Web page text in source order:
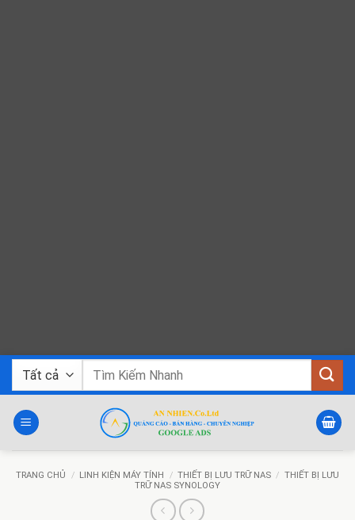
Bỏ
dung
Tìm
TRANG CHỦ / LINH KIỆN MÁY TÍNH / THIẾT BỊ LƯU TRỮ NAS / THIẾT BỊ LƯU
TRỮ NAS SYNOLOGY